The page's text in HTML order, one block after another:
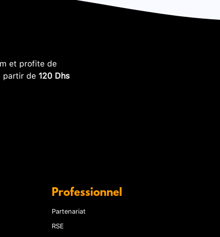
et profite de
partir de 120 Dhs
Professionnel
Partenariat
RSE